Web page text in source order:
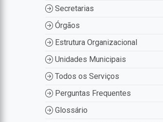
Secretarias
Órgãos
Estrutura Organizacional
Unidades Municipais
Todos os Serviços
Perguntas Frequentes
Glossário